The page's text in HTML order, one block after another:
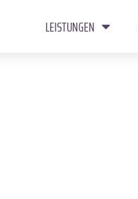
LEISTUNGEN